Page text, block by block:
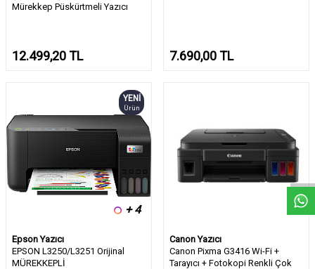
W
h
a
t
s
a
p
p
D
e
s
e
H
a
t
t
Mürekkep Püskürtmeli Yazıcı
12.499,20TL 7.690,00TL
YENI
Ürün
+ 4
Epson Yazıcı
EPSON L3250/L3251 Orijinal
MÜREKKEPLİ
Canon Yazıcı
Canon Pixma G3416 Wi-Fi +
Tarayıcı + Fotokopi Renkli Çok